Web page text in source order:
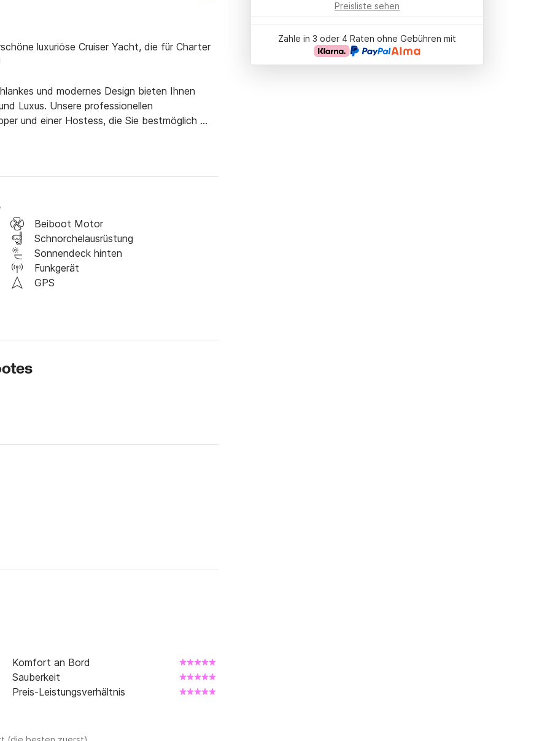
luxuriöse Cruiser Yacht, die für Charter
und modernes Design bieten Ihnen
Luxus. Unsere professionellen
und einer Hostess, die Sie bestmöglich
1 Hostess)
von Mykonos oder Delos & Rhenia-Inseln
von Mykonos oder Delos & Rhenia-
Paradise)
Sie die Liste der Gästepräferenzen)
Angelausrüstung, Wassersport)
Beiboot Motor
Schnorchelausrüstung
Sonnendeck hinten
Funkgerät
GPS
Komfort an Bord
Sauberkeit
Preis-Leistungsverhältnis
Preisliste sehen
Zahle in 3 oder 4 Raten ohne Gebühren mit